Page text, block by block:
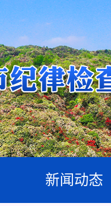
新闻动态